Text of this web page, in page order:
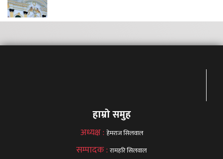
हाम्रो समुह
अध्यक्ष : हेमराज सिलवाल
सम्पादक :रामहरि सिलवाल